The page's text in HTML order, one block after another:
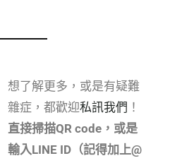
想了解更多，或是有疑難
雜症，都歡迎私訊我們 ！
直接掃描QR code，或是
輸入LINE ID（記得加上@